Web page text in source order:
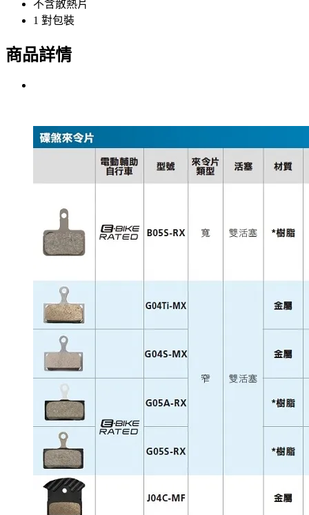
不含散熱片
1 對包裝
商品詳情